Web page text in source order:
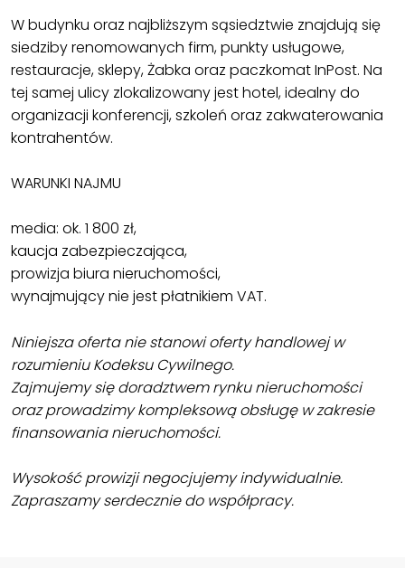
W budynku oraz najbliższym sąsiedztwie znajdują się
siedziby renomowanych firm, punkty usługowe,
restauracje, sklepy, Żabka oraz paczkomat InPost. Na
tej samej ulicy zlokalizowany jest hotel, idealny do
organizacji konferencji, szkoleń oraz zakwaterowania
kontrahentów.
WARUNKI NAJMU
media: ok. 1 800 zł,
kaucja zabezpieczająca,
prowizja biura nieruchomości,
wynajmujący nie jest płatnikiem VAT.
Niniejsza oferta nie stanowi oferty handlowej w
rozumieniu Kodeksu Cywilnego.
Zajmujemy się doradztwem rynku nieruchomości
oraz prowadzimy kompleksową obsługę w zakresie
finansowania nieruchomości.
Wysokość prowizji negocjujemy indywidualnie.
Zapraszamy serdecznie do współpracy.